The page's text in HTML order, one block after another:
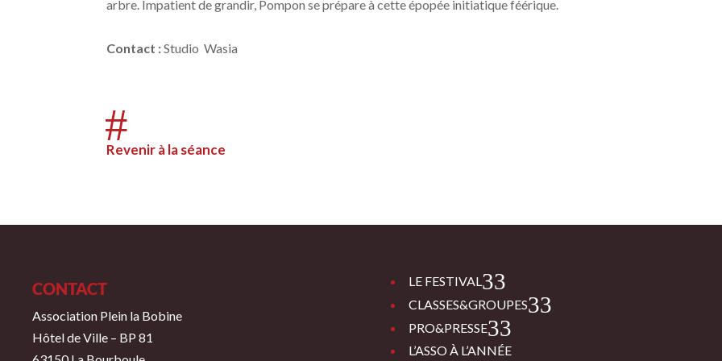
arbre. Impatient de grandir, Pompon se prépare à cette épopée initiatique féérique.
Contact :Studio Wasia
#
Revenir à la séance
CONTACT
Association Plein la Bobine
Hôtel de Ville – BP 81
LE FESTIVAL 3
CLASSES&GROUPES 3
PRO&PRESSE 3
L’ASSO À L’ANNÉE